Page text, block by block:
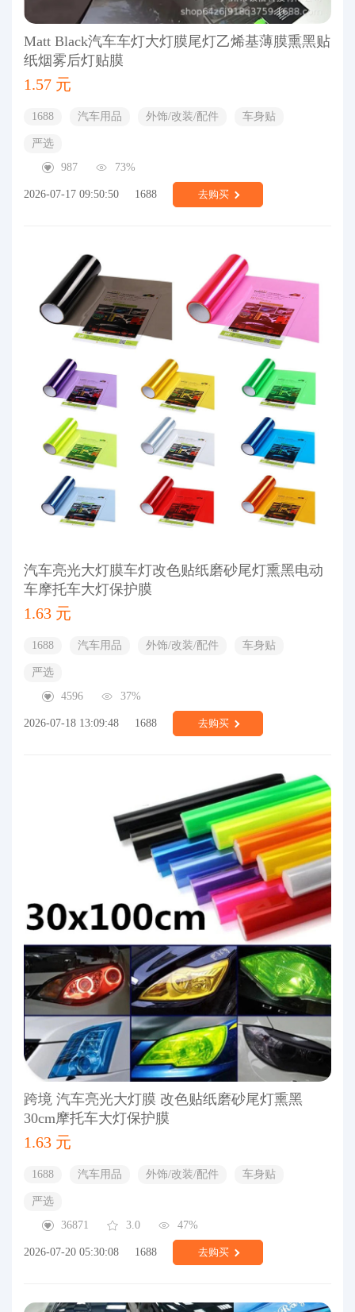
Matt Black汽车车灯大灯膜尾灯乙烯基薄膜熏黑贴
纸烟雾后灯贴膜
1.57 元
1688 汽车用品 外饰/改装/配件 车身贴
严选
987
73%
2026-07-17 09:50:50 1688 去购买
汽车亮光大灯膜车灯改色贴纸磨砂尾灯熏黑电动
车摩托车大灯保护膜
1.63 元
1688 汽车用品 外饰/改装/配件 车身贴
严选
4596
37%
2026-07-18 13:09:48 1688 去购买
跨境 汽车亮光大灯膜 改色贴纸磨砂尾灯熏黑
30cm摩托车大灯保护膜
1.63 元
1688 汽车用品 外饰/改装/配件 车身贴
严选
36871
3.0 47%
2026-07-20 05:30:08 1688 去购买